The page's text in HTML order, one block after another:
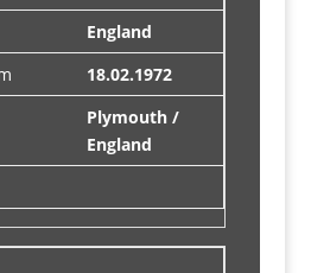
England
18.02.1972
Plymouth /
England